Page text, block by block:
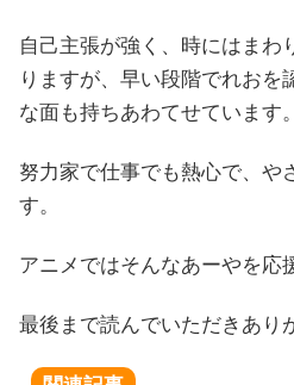
自己主張が強く、時にはまわ
りますが、早い段階でれおを
な面も持ちあわてせています。
努力家で仕事でも熱心で、や
す。
アニメではそんなあーやを応
最後まで読んでいただきあり